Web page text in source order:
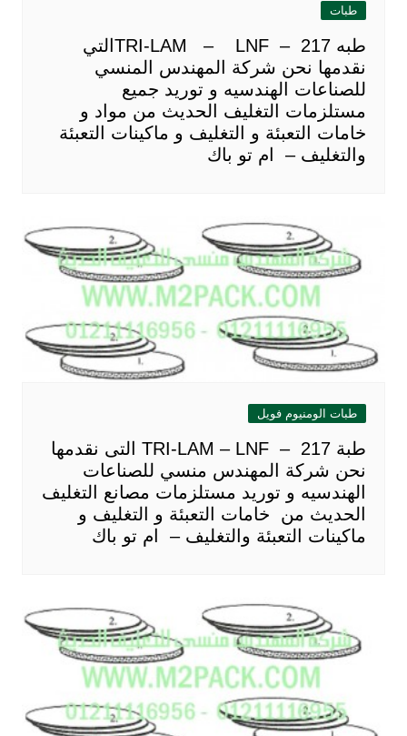
طبات
طبه TRI-LAM – LNF – 217التي
نقدمها نحن شركة المهندس المنسي
للصناعات الهندسيه و توريد جميع
مستلزمات التغليف الحديث من مواد و
خامات التعبئة و التغليف و ماكينات التعبئة
والتغليف – ام تو باك
طبات الومنيوم فويل
طبة TRI-LAM – LNF – 217 التى نقدمها
نحن شركة المهندس منسي للصناعات
الهندسيه و توريد مستلزمات مصانع التغليف
الحديث من خامات التعبئة و التغليف و
ماكينات التعبئة والتغليف – ام تو باك